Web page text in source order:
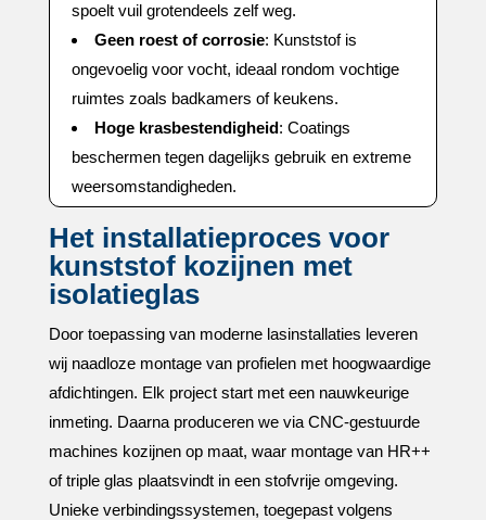
spoelt vuil grotendeels zelf weg.​
Geen roest of corrosie: Kunststof is
ongevoelig voor vocht, ideaal rondom vochtige
ruimtes zoals badkamers of keukens.​
Hoge krasbestendigheid: Coatings
beschermen tegen dagelijks gebruik en extreme
weersomstandigheden.​
Het installatieproces voor
kunststof kozijnen met
isolatieglas
Door toepassing van moderne lasinstallaties leveren
wij naadloze montage van profielen met hoogwaardige
afdichtingen.​ Elk project start met een nauwkeurige
inmeting.​ Daarna produceren we via CNC-gestuurde
machines kozijnen op maat, waar montage van HR++
of triple glas plaatsvindt in een stofvrije omgeving.​
Unieke verbindingssystemen, toegepast volgens